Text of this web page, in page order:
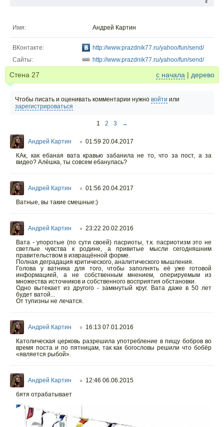
Имя: Андрей Картин
ВКонтакте:
http://www.prazdnik77.ru/yahoo/fun/send/
Сайты:
http://www.prazdnik77.ru/yahoo/fun/send/
Стена 27 с начала | дерево
Чтобы писать и оценивать комментарии нужно войти или
зарегистрироваться
1 2 3 →
Андрей Картин ○ 01:59 20.04.2017
КАк, как ебаная вата кравью забанила не то, что за пост, а за
видео? Алёшка, ты совсем ебанулась?
Андрей Картин ○ 01:56 20.04.2017
Ватные, вы такие смешные:)
Андрей Картин ○ 23:22 20.02.2016
Вата - упоротые (по сути своей) пасриоты, т.к. пасриотизм это не
светлые чувства к родине, а привитые мысли сегодняшним
правительством в извращённой форме.
Полная деградация критического, аналитического мышления.
Голова у ватника для того, чтобы заполнять её уже готовой
информацией, а не собственным мнением, оперируемым из
множества источников и собственного восприятия обстановки.
Одно вытекает из другого - замкнутый круг. Вата даже в 50 лет
будет ватой...
От тупизны не лечатся.
Андрей Картин ○ 16:13 07.01.2016
Католическая церковь разрешила употребление в пищу бобров во
время поста и по пятницам, так как богословы решили что бобёр
«является рыбой».
Андрей Картин ○ 12:46 06.06.2015
бятя отрабатывает